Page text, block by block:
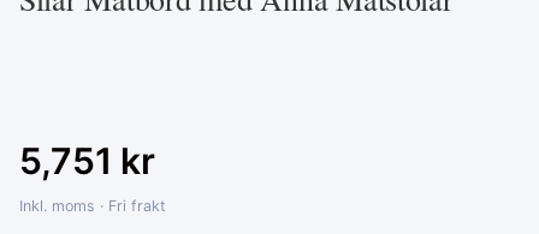
5,751 kr
Inkl. moms · Fri frakt